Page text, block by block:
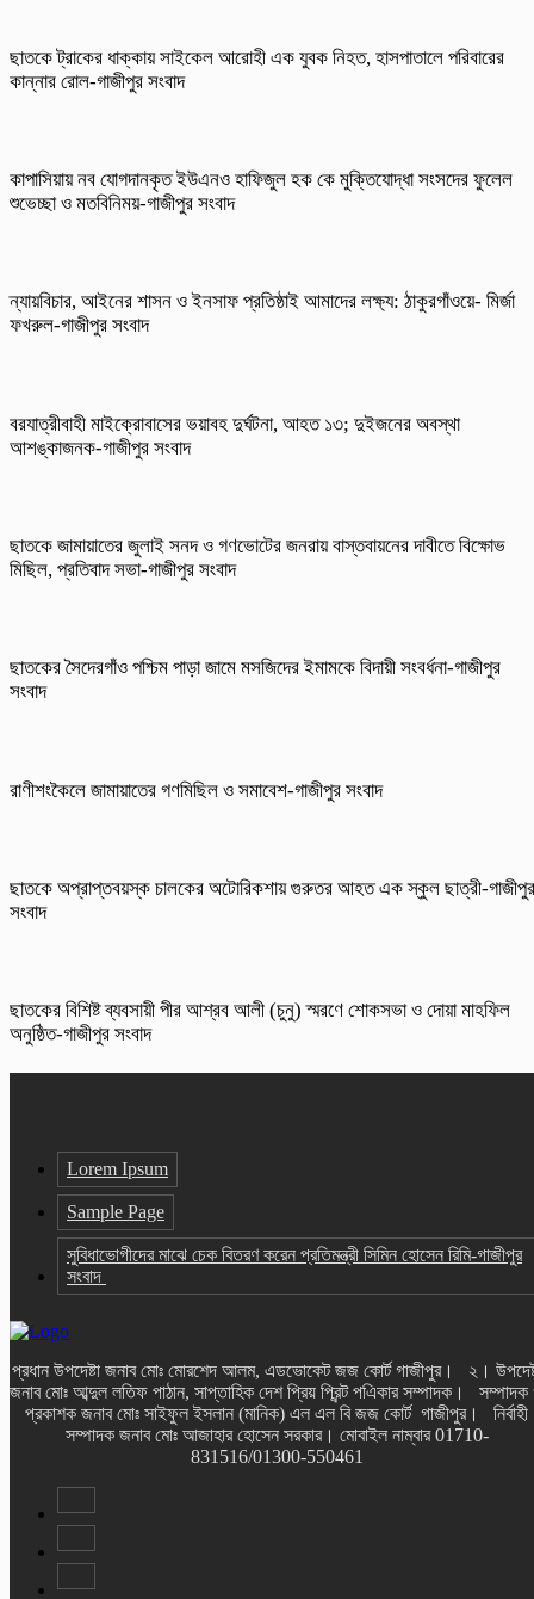
ছাতকে ট্রাকের ধাক্কায় সাইকেল আরোহী এক যুবক নিহত, হাসপাতালে পরিবারের
কান্নার রোল-গাজীপুর সংবাদ
কাপাসিয়ায় নব যোগদানকৃত ইউএনও হাফিজুল হক কে মুক্তিযোদ্ধা সংসদের ফুলেল
শুভেচ্ছা ও মতবিনিময়-গাজীপুর সংবাদ
ন্যায়বিচার, আইনের শাসন ও ইনসাফ প্রতিষ্ঠাই আমাদের লক্ষ্য: ঠাকুরগাঁওয়ে- মির্জা
ফখরুল-গাজীপুর সংবাদ
বরযাত্রীবাহী মাইক্রোবাসের ভয়াবহ দুর্ঘটনা, আহত ১৩; দুইজনের অবস্থা
আশঙ্কাজনক-গাজীপুর সংবাদ
ছাতকে জামায়াতের জুলাই সনদ ও গণভোটের জনরায় বাস্তবায়নের দাবীতে বিক্ষোভ
মিছিল, প্রতিবাদ সভা-গাজীপুর সংবাদ
ছাতকের সৈদেরগাঁও পশ্চিম পাড়া জামে মসজিদের ইমামকে বিদায়ী সংবর্ধনা-গাজীপুর
সংবাদ
রাণীশংকৈলে জামায়াতের গণমিছিল ও সমাবেশ-গাজীপুর সংবাদ
ছাতকে অপ্রাপ্তবয়স্ক চালকের অটোরিকশায় গুরুতর আহত এক স্কুল ছাত্রী-গাজীপুর
সংবাদ
ছাতকের বিশিষ্ট ব্যবসায়ী পীর আশ্রব আলী (চুনু) স্মরণে শোকসভা ও দোয়া মাহফিল
অনুষ্ঠিত-গাজীপুর সংবাদ
Lorem Ipsum
Sample Page
সুবিধাভোগীদের মাঝে চেক বিতরণ করেন প্রতিমন্ত্রী সিমিন হোসেন রিমি-গাজীপুর
সংবাদ
প্রধান উপদেষ্টা জনাব মোঃ মোরশেদ আলম, এডভোকেট জজ কোর্ট গাজীপুর। ২।
জনাব মোঃ আব্দুল লতিফ পাঠান, সাপ্তাহিক দেশ প্রিয় প্রিন্ট পএিকার সম্পাদক।
প্রকাশক জনাব মোঃ সাইফুল ইসলান (মানিক) এল এল বি জজ কোর্ট গাজীপুর। নির্বাহী
সম্পাদক জনাব মোঃ আজাহার হোসেন সরকার। মোবাইল নাম্বার 01710-
831516/01300-550461